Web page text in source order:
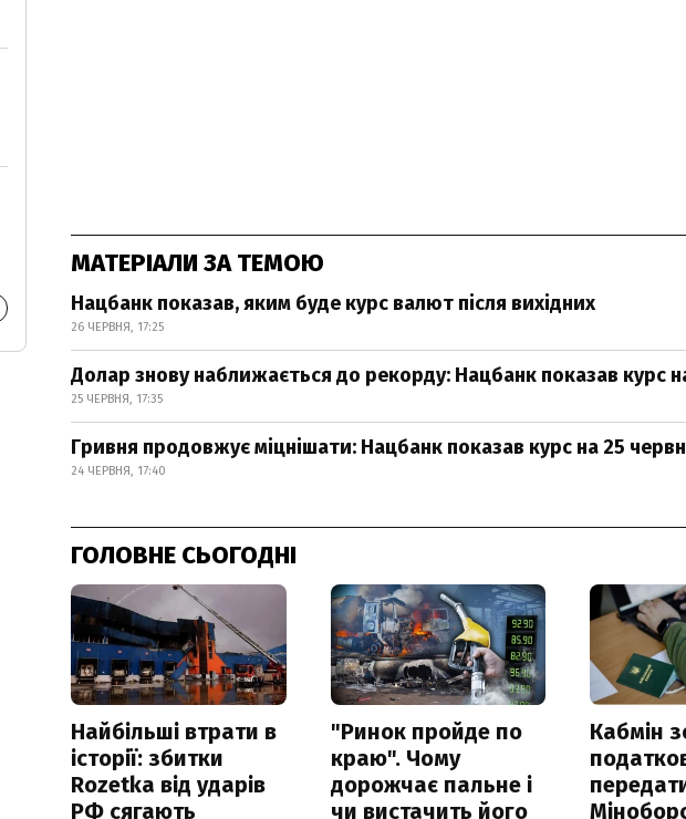
МАТЕРІАЛИ ЗА ТЕМОЮ
Нацбанк показав, яким буде курс валют після вихідних
26 ЧЕРВНЯ, 17:25
Долар знову наближається до рекорду: Нацбанк показав курс
25 ЧЕРВНЯ, 17:35
Гривня продовжує міцнішати: Нацбанк показав курс на 25
24 ЧЕРВНЯ, 17:40
ГОЛОВНЕ СЬОГОДНІ
Найбільші втрати в
історії: збитки
Rozetka від ударів
РФ сягають
"Ринок пройде по
краю". Чому
дорожчає пальне і
чи вистачить його
Кабмін